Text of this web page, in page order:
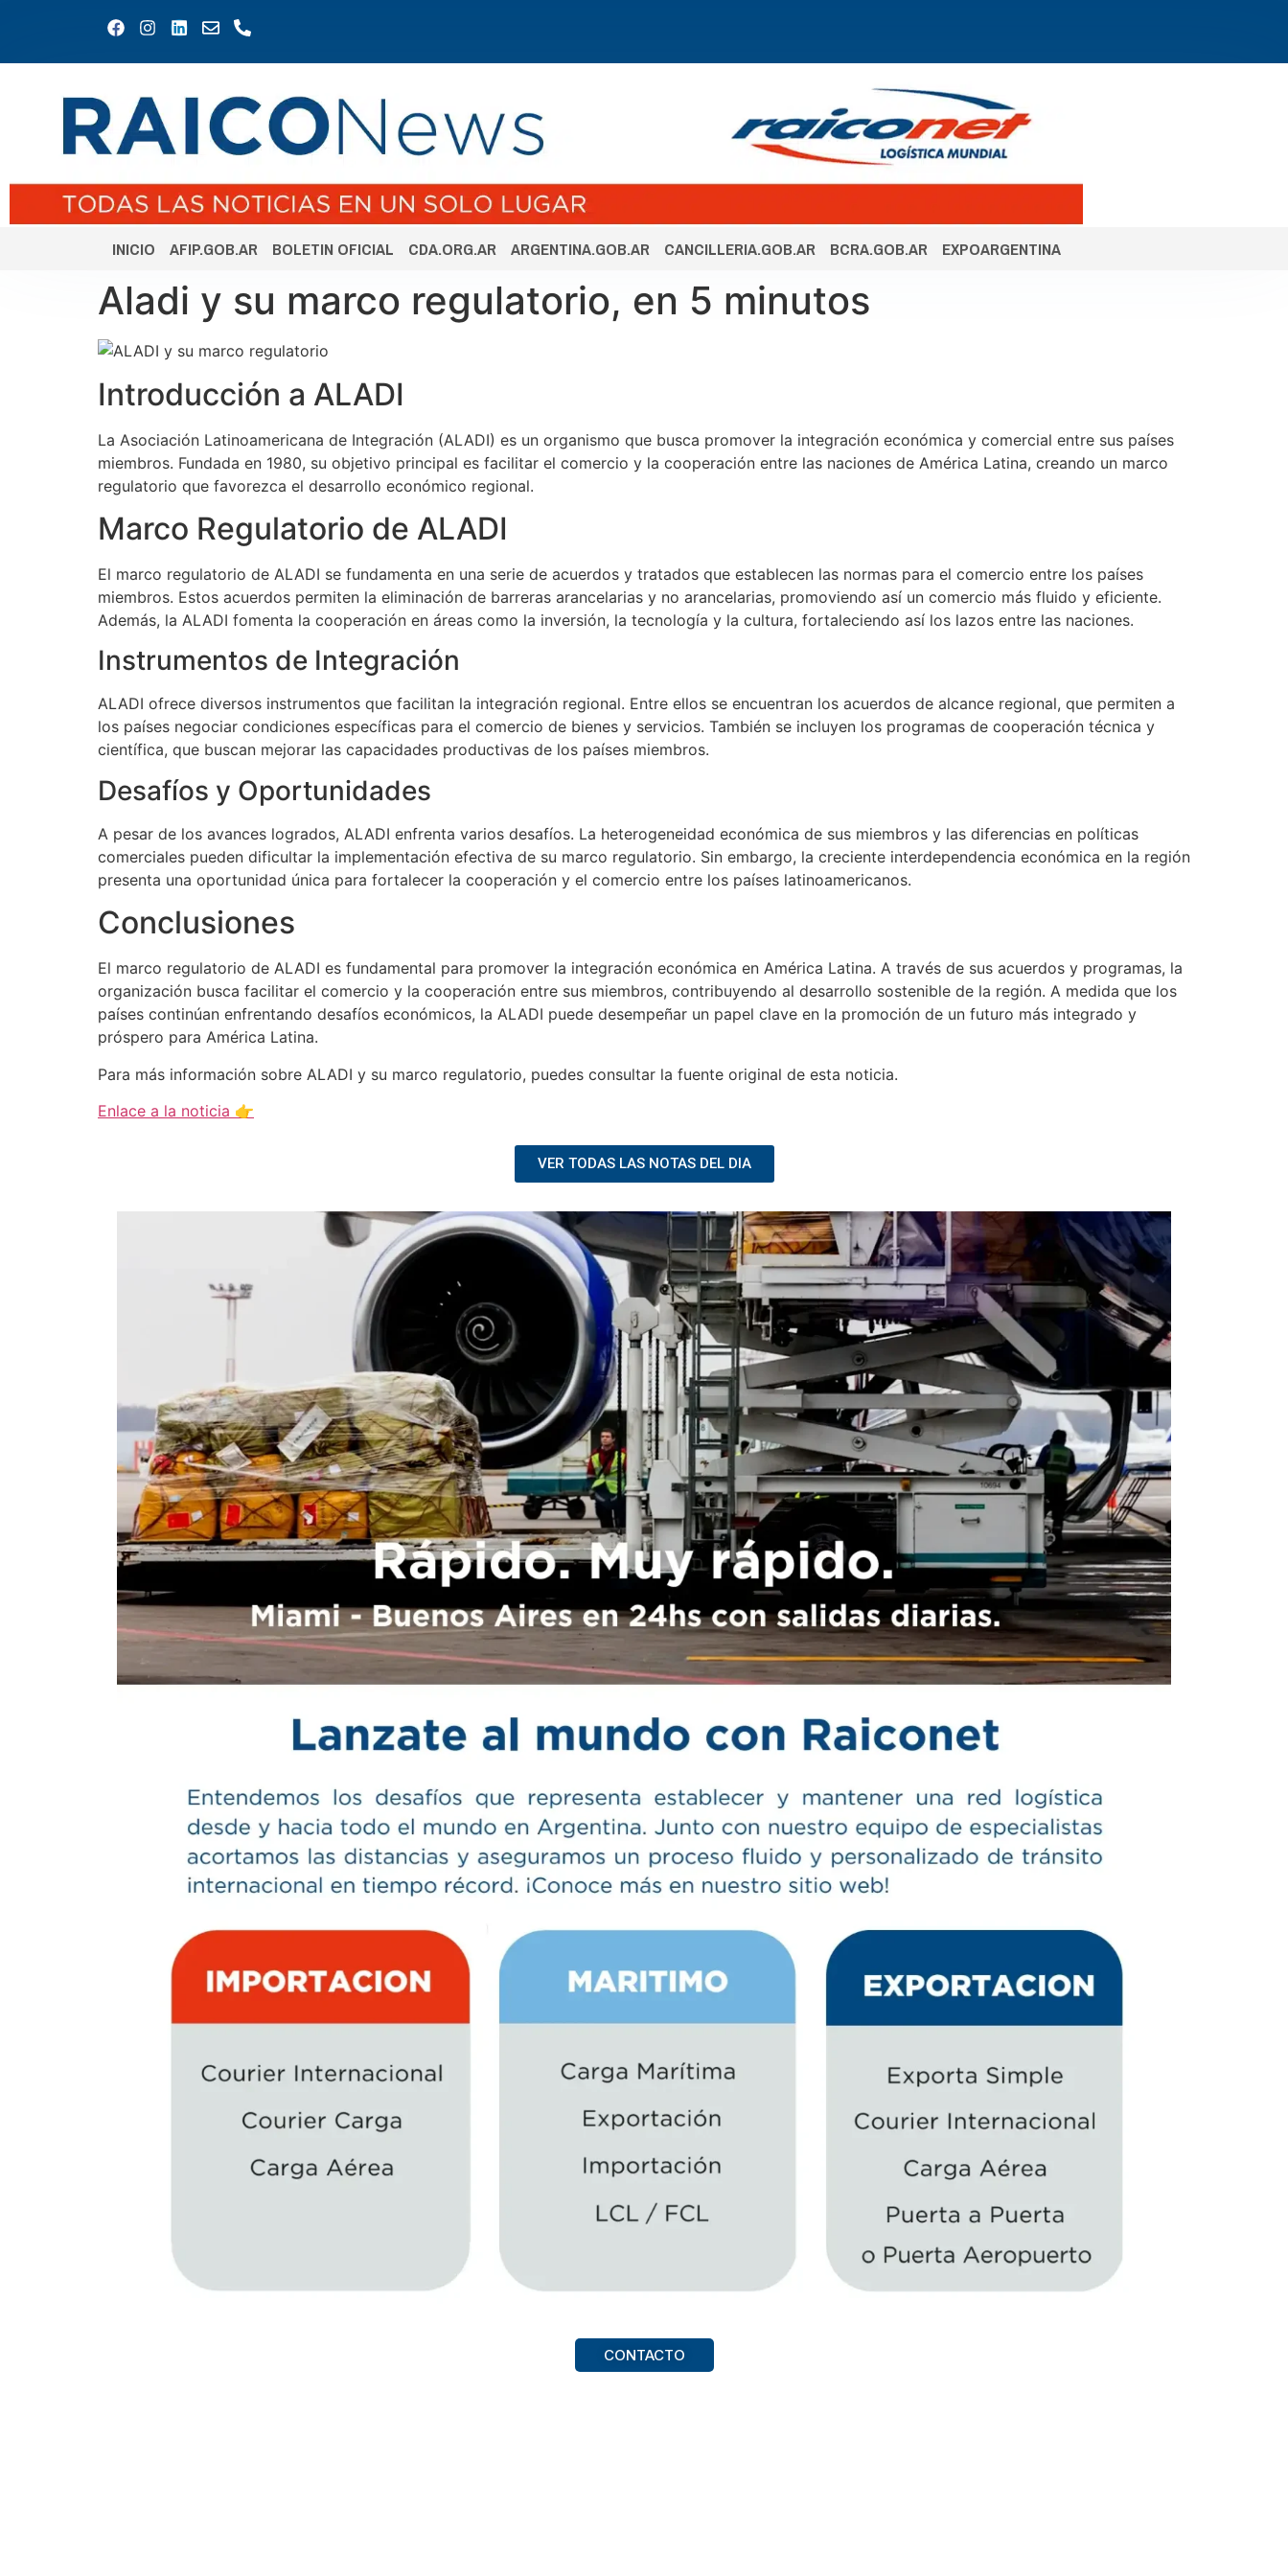
INICIO AFIP.GOB.AR BOLETIN OFICIAL CDA.ORG.AR ARGENTINA.GOB.AR CANCILLERIA.GOB.AR BCRA.GOB.AR EXPOARGENTINA
Aladi y su marco regulatorio, en 5 minutos
Introducción a ALADI
La Asociación Latinoamericana de Integración (ALADI) es un organismo que busca promover la integración económica y comercial entre sus países
miembros. Fundada en 1980, su objetivo principal es facilitar el comercio y la cooperación entre las naciones de América Latina, creando un marco
regulatorio que favorezca el desarrollo económico regional.
Marco Regulatorio de ALADI
El marco regulatorio de ALADI se fundamenta en una serie de acuerdos y tratados que establecen las normas para el comercio entre los países
miembros. Estos acuerdos permiten la eliminación de barreras arancelarias y no arancelarias, promoviendo así un comercio más fluido y eficiente.
Además, la ALADI fomenta la cooperación en áreas como la inversión, la tecnología y la cultura, fortaleciendo así los lazos entre las naciones.
Instrumentos de Integración
ALADI ofrece diversos instrumentos que facilitan la integración regional. Entre ellos se encuentran los acuerdos de alcance regional, que permiten a
los países negociar condiciones específicas para el comercio de bienes y servicios. También se incluyen los programas de cooperación técnica y
científica, que buscan mejorar las capacidades productivas de los países miembros.
Desafíos y Oportunidades
A pesar de los avances logrados, ALADI enfrenta varios desafíos. La heterogeneidad económica de sus miembros y las diferencias en políticas
comerciales pueden dificultar la implementación efectiva de su marco regulatorio. Sin embargo, la creciente interdependencia económica en la región
presenta una oportunidad única para fortalecer la cooperación y el comercio entre los países latinoamericanos.
Conclusiones
El marco regulatorio de ALADI es fundamental para promover la integración económica en América Latina. A través de sus acuerdos y programas, la
organización busca facilitar el comercio y la cooperación entre sus miembros, contribuyendo al desarrollo sostenible de la región. A medida que los
países continúan enfrentando desafíos económicos, la ALADI puede desempeñar un papel clave en la promoción de un futuro más integrado y
próspero para América Latina.
Para más información sobre ALADI y su marco regulatorio, puedes consultar la fuente original de esta noticia.
Enlace a la noticia 👉
VER TODAS LAS NOTAS DEL DIA
CONTACTO